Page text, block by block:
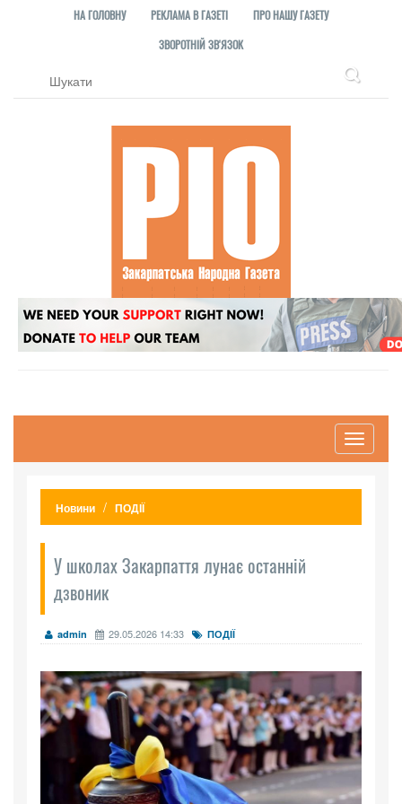
НА ГОЛОВНУ РЕКЛАМА В ГАЗЕТІ
ПРО НАШУ ГАЗЕТУ
ЗВОРОТНІЙ ЗВ'ЯЗОК
Toggle
Новини ПОДІЇ
У школах Закарпаття лунає останній
дзвоник
admin 29.05.2026 14:33 ПОДІЇ